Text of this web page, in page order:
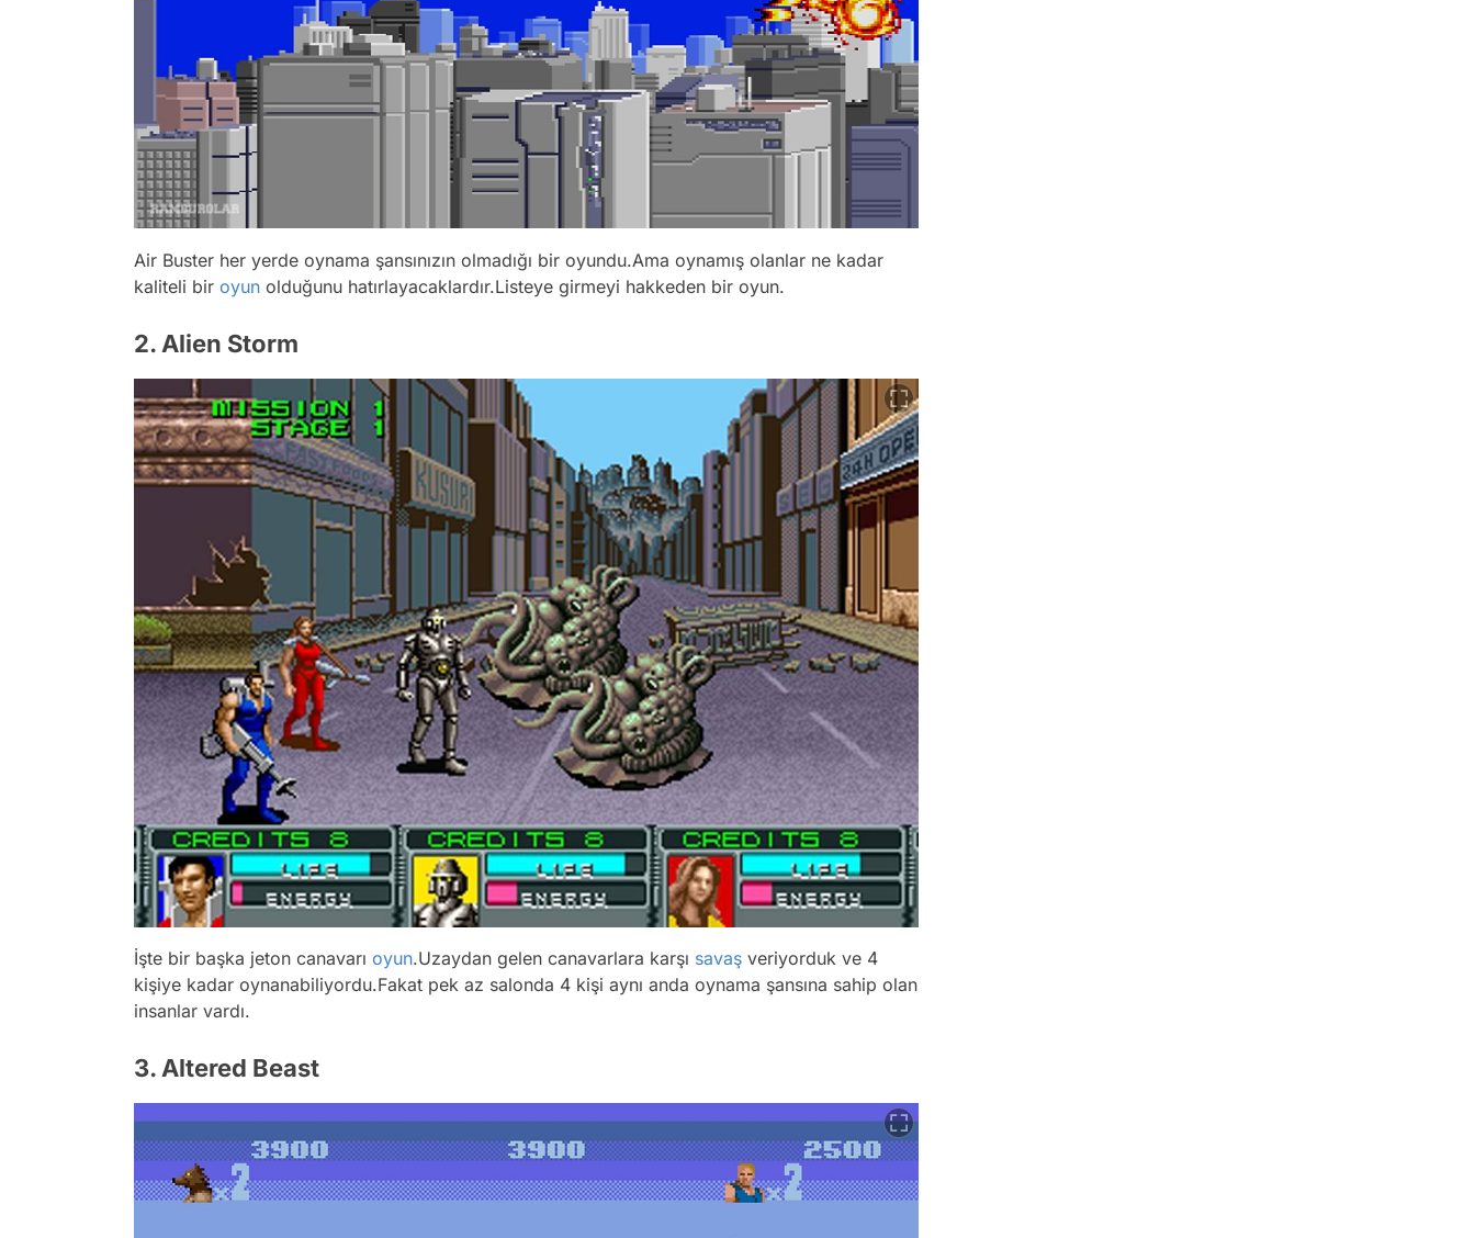
Air Buster her yerde oynama şansınızın olmadığı bir oyundu.Ama oynamış olanlar ne kadar
kaliteli bir oyun olduğunu hatırlayacaklardır.Listeye girmeyi hakkeden bir oyun.
2. Alien Storm
İşte bir başka jeton canavarı oyun.Uzaydan gelen canavarlara karşı savaş veriyorduk ve 4
kişiye kadar oynanabiliyordu.Fakat pek az salonda 4 kişi aynı anda oynama şansına sahip olan
insanlar vardı.
3. Altered Beast